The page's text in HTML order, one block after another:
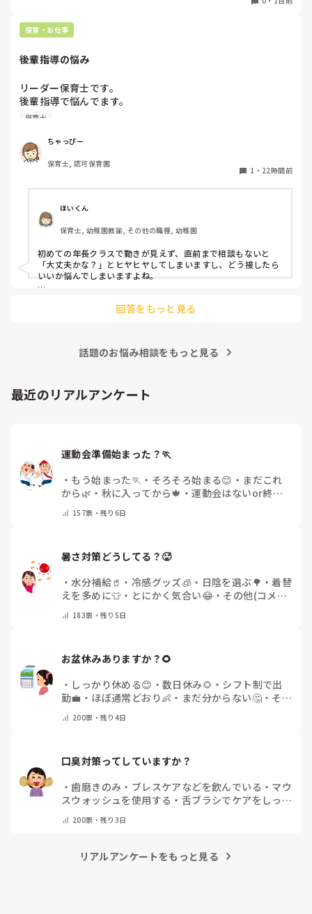
皆さんは、志望動機をどのように答えていますか？また、本
音はどうですか？
保育・お仕事
後輩指導の悩み
リーダー保育士です。
後輩指導で悩んでます。
初めて年長を持つ後輩がいますが
いで様子見てると直前になるまで何もアクションがなかった
り
他の職員に聞いてる様子もなくて
よほど自分に聞きづらいのか、聞く必要性さえ感じないの
か、もうよくわからないです。
対応にも悩みます。
保育士
ちゃっぴー
保育士, 認可保育園
1 ・ 22時間前
ほいくん
保育士, 幼稚園教諭, その他の職種, 幼稚園
初めての年長クラスで動きが見えず、直前まで相談もないと
「大丈夫かな？」とヒヤヒヤしてしまいますし、どう接したら
いいか悩んでしまいますよね。
「こんなこと聞いたら迷惑かな」と抱え込んでいるケースがと
件、どこまで進んだ？」「困ってることない？」と具体的に声
「毎日夕方に5分だけ進捗確認の時間を取る」などルール化し
てしまうと、後輩も質問しやすくなりますよ。一人で抱え込ま
回答をもっと見る
話題のお悩み相談をもっと見る
最近のリアルアンケート
運動会準備始まった？🏃
・ もう始まった🏃 ・ そろそろ始まる😊 ・ まだこれ
から🌿 ・ 秋に入ってから🍁 ・運動会はないor終わ
157票・残り6日
暑さ対策どうしてる？🥵
・水分補給🥤 ・ 冷感グッズ🧊 ・ 日陰を選ぶ🌳 ・着替
えを多めに👕 ・ とにかく気合い😂・ その他(コメン
183票・残り5日
お盆休みありますか？🌻
・ しっかり休める😊 ・ 数日休み🌻 ・ シフト制で出
勤💼 ・ ほぼ通常どおり👶 ・ まだ分からない🤔・ その
200票・残り4日
口臭対策ってしていますか？
・歯磨きのみ ・ ブレスケアなどを飲んでいる ・ マウ
スウォッシュを使用する ・ 舌ブラシでケアをしっか
の他(コメントで教えて下さい)
200票・残り3日
リアルアンケートをもっと見る